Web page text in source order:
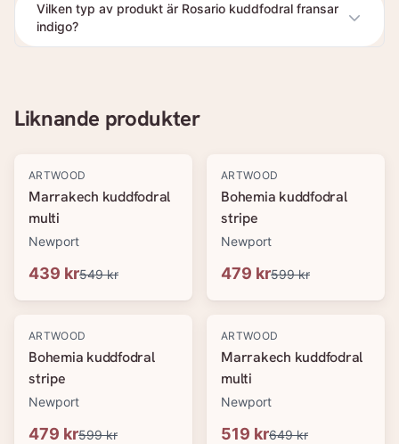
Vilken typ av produkt är Rosario kuddfodral fransar
indigo?
Liknande produkter
-20%
ARTWOOD
Marrakech kuddfodral
multi
Newport
439 kr549 kr
-20%
ARTWOOD
Bohemia kuddfodral
stripe
Newport
479 kr599 kr
-20%
ARTWOOD
Bohemia kuddfodral
stripe
Newport
479 kr599 kr
-20%
ARTWOOD
Marrakech kuddfodral
multi
Newport
519 kr649 kr